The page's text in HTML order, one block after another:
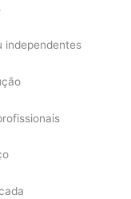
independentes